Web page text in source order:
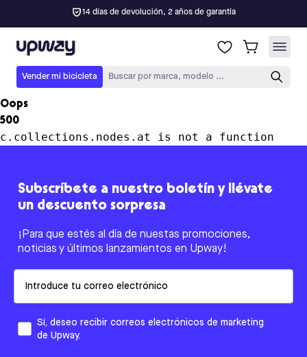
14 días de devolución, 2 años de garantía
Upway
Vender mi bicicleta Buscar por marca, modelo ...
Oops
500
c.collections.nodes.at is not a function
Subscríbete a nuestro boletín y llévate
un descuento sorpresa
¡Para que estés al día de nuestas promociones,
noticias y últimos lanzamientos en Upway!
Sí, deseo recibir correos electrónicos de marketing
de Upway.